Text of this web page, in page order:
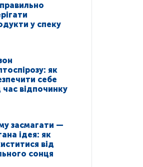
у спеку
як
себе
час відпочинку
засмагати —
ідея: як
від
сонця